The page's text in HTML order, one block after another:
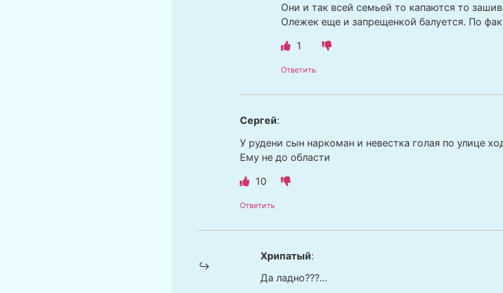
Они и так всей семьей то капаются то
Олежек еще и запрещенкой балуется. По
1
Ответить
Сергей:
У рудени сын наркоман и невестка голая по улице
Ему не до области
10
Ответить
Хрипатый:
Да ладно???…